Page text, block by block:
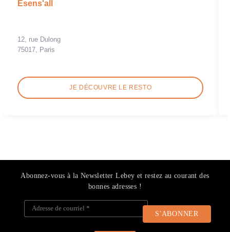
Esens'all
12, rue Dulong
75017, Paris
JE DÉCOUVRE LE RESTO
Abonnez-vous à la Newsletter Lebey et restez au courant des
bonnes adresses !
Adresse de courriel